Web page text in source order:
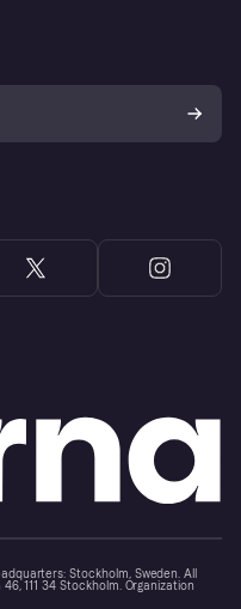
Stockholm, Sweden. All
111 34 Stockholm. Organization